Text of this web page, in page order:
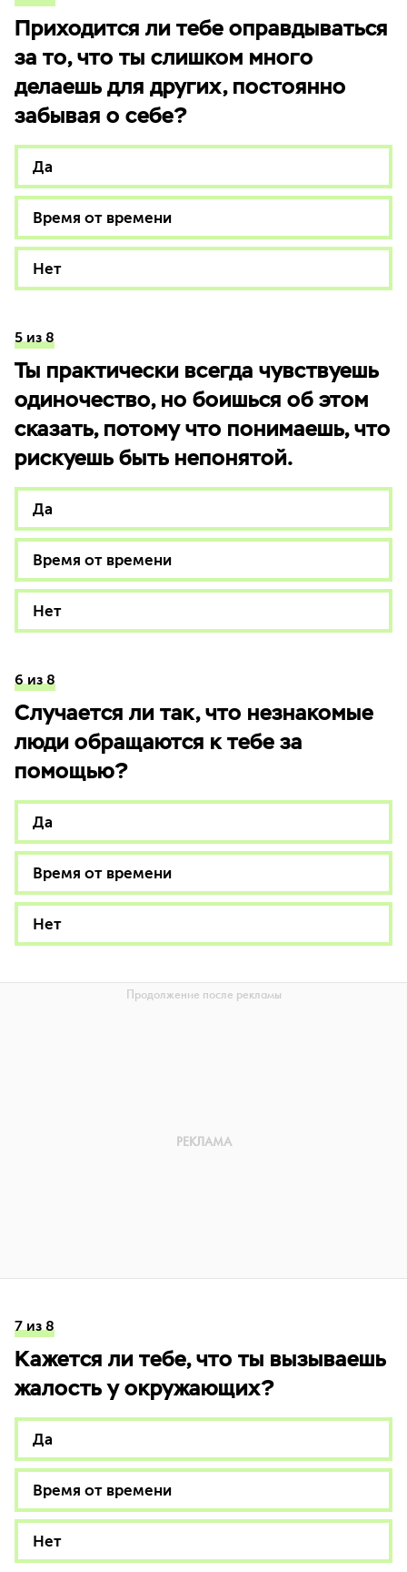
Приходится ли тебе оправдываться
за то, что ты слишком много
делаешь для других, постоянно
забывая о себе?
Да
Время от времени
Нет
5 из 8
Ты практически всегда чувствуешь
одиночество, но боишься об этом
сказать, потому что понимаешь, что
рискуешь быть непонятой.
Да
Время от времени
Нет
6 из 8
Случается ли так, что незнакомые
люди обращаются к тебе за
помощью?
Да
Время от времени
Нет
7 из 8
Кажется ли тебе, что ты вызываешь
жалость у окружающих?
Да
Время от времени
Нет